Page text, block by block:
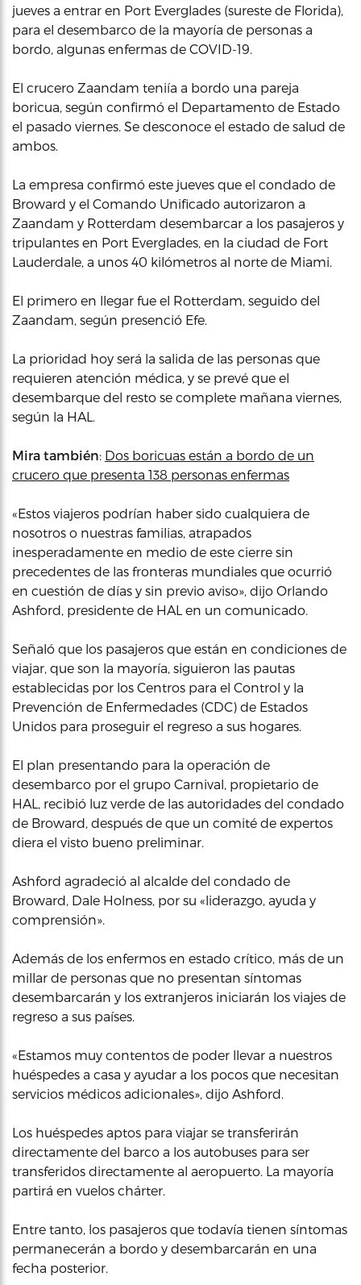
jueves a entrar en Port Everglades (sureste de Florida),
para el desembarco de la mayoría de personas a
bordo, algunas enfermas de COVID-19.
El crucero Zaandam teniía a bordo una pareja
boricua, según confirmó el Departamento de Estado
el pasado viernes. Se desconoce el estado de salud de
ambos.
La empresa confirmó este jueves que el condado de
Broward y el Comando Unificado autorizaron a
Zaandam y Rotterdam desembarcar a los pasajeros y
tripulantes en Port Everglades, en la ciudad de Fort
Lauderdale, a unos 40 kilómetros al norte de Miami.
El primero en llegar fue el Rotterdam, seguido del
Zaandam, según presenció Efe.
La prioridad hoy será la salida de las personas que
requieren atención médica, y se prevé que el
desembarque del resto se complete mañana viernes,
según la HAL.
Mira también: Dos boricuas están a bordo de un
crucero que presenta 138 personas enfermas
«Estos viajeros podrían haber sido cualquiera de
nosotros o nuestras familias, atrapados
inesperadamente en medio de este cierre sin
precedentes de las fronteras mundiales que ocurrió
en cuestión de días y sin previo aviso», dijo Orlando
Ashford, presidente de HAL en un comunicado.
Señaló que los pasajeros que están en condiciones de
viajar, que son la mayoría, siguieron las pautas
establecidas por los Centros para el Control y la
Prevención de Enfermedades (CDC) de Estados
Unidos para proseguir el regreso a sus hogares.
El plan presentando para la operación de
desembarco por el grupo Carnival, propietario de
HAL, recibió luz verde de las autoridades del condado
de Broward, después de que un comité de expertos
diera el visto bueno preliminar.
Ashford agradeció al alcalde del condado de
Broward, Dale Holness, por su «liderazgo, ayuda y
comprensión».
Además de los enfermos en estado crítico, más de un
millar de personas que no presentan síntomas
desembarcarán y los extranjeros iniciarán los viajes de
regreso a sus países.
«Estamos muy contentos de poder llevar a nuestros
huéspedes a casa y ayudar a los pocos que necesitan
servicios médicos adicionales», dijo Ashford.
Los huéspedes aptos para viajar se transferirán
directamente del barco a los autobuses para ser
transferidos directamente al aeropuerto. La mayoría
partirá en vuelos chárter.
Entre tanto, los pasajeros que todavía tienen síntomas
permanecerán a bordo y desembarcarán en una
fecha posterior.